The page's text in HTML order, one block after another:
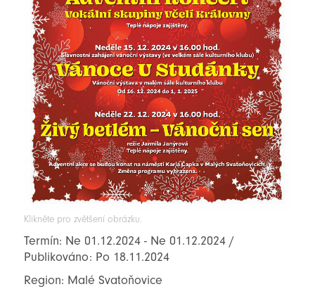
Klikněte pro zvětšení obrázku.
Termín: Ne 01.12.2024 - Ne 01.12.2024 /
Publikováno: Po 18.11.2024
Region: Malé Svatoňovice